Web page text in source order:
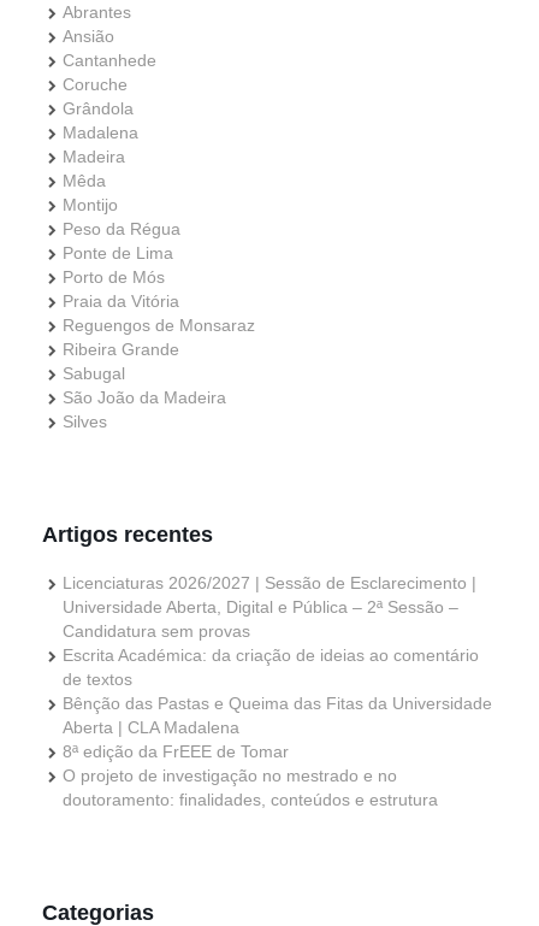
Abrantes
Ansião
Cantanhede
Coruche
Grândola
Madalena
Madeira
Mêda
Montijo
Peso da Régua
Ponte de Lima
Porto de Mós
Praia da Vitória
Reguengos de Monsaraz
Ribeira Grande
Sabugal
São João da Madeira
Silves
Artigos recentes
Licenciaturas 2026/2027 | Sessão de Esclarecimento |
Universidade Aberta, Digital e Pública – 2ª Sessão –
Candidatura sem provas
Escrita Académica: da criação de ideias ao comentário
de textos
Bênção das Pastas e Queima das Fitas da Universidade
Aberta | CLA Madalena
8ª edição da FrEEE de Tomar
O projeto de investigação no mestrado e no
doutoramento: finalidades, conteúdos e estrutura
Categorias